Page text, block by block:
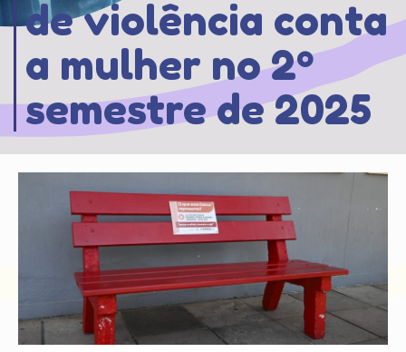
de violência conta
a mulher no 2º
semestre de 2025